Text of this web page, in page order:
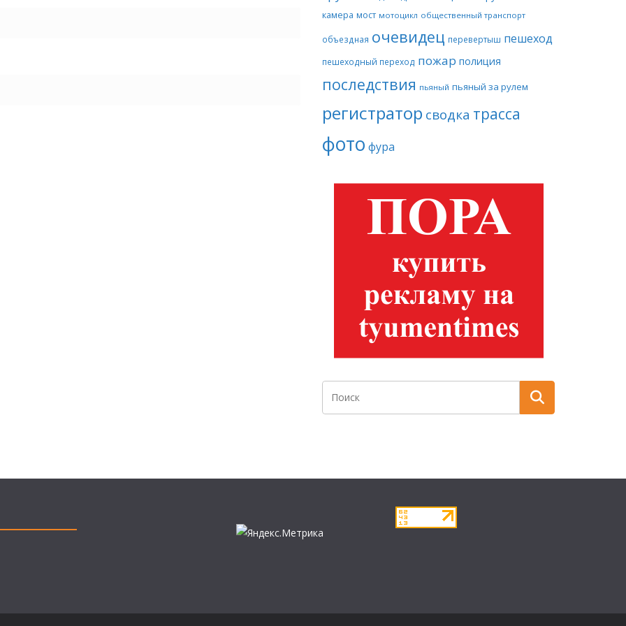
камера мост мотоцикл общественный транспорт
объездная очевидец перевертыш пешеход
пешеходный переход пожар полиция
последствия пьяный пьяный за рулем
регистратор сводка трасса
фото фура